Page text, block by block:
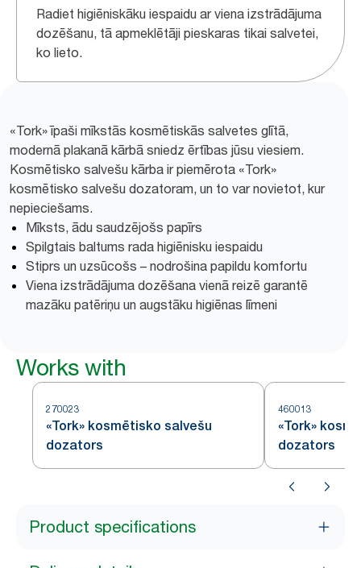
Radiet higiēniskāku iespaidu ar viena izstrādājuma
dozēšanu, tā apmeklētāji pieskaras tikai salvetei,
ko lieto.
«Tork» īpaši mīkstās kosmētiskās salvetes glītā,
modernā plakanā kārbā sniedz ērtības jūsu viesiem.
Kosmētisko salvešu kārba ir piemērota «Tork»
kosmētisko salvešu dozatoram, un to var novietot, kur
nepieciešams.
Mīksts, ādu saudzējošs papīrs
Spilgtais baltums rada higiēnisku iespaidu
Stiprs un uzsūcošs – nodrošina papildu komfortu
Viena izstrādājuma dozēšana vienā reizē garantē
mazāku patēriņu un augstāku higiēnas līmeni
Works with
270023
«Tork» kosmētisko salvešu
dozators
460013
«Tork»
dozators
Product specifications